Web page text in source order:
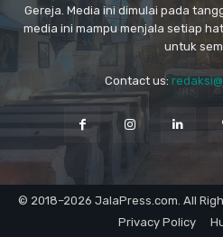
Gereja. Media ini dimulai pada
media ini mampu menjala setiap
untuk
Contact us:
© 2018–2026 JalaPress.com. All
Privacy Policy